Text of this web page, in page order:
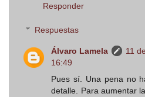
Responder
Respuestas
Álvaro Lamela
11
16:49
Pues sí. Una pena no
detalle. Para aumentar